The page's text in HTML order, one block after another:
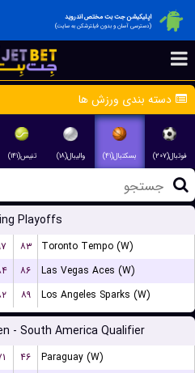
اپلیکیشن جت بت مختص اندروید
(دسترسی آسان و بدون فیلترشکن به سایت)
دسته بندی ورزش ها
فوتبال(۲۰۷) بسکتبال(۴۱) والیبال(۱۸) تنیس(۱۴۱)
Playoffs
۸۳
Toronto Tempo (W)
۸۶
Las Vegas Aces (W)
۸۹ Los Angeles Sparks (W)
- South America Qualifier
۴۶
Paraguay (W)